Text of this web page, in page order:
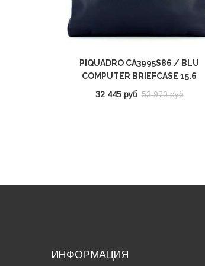
PIQUADRO CA3995S86 / BLU
COMPUTER BRIEFCASE 15.6
32 445 руб 53 970 руб
ИНФОРМАЦИЯ